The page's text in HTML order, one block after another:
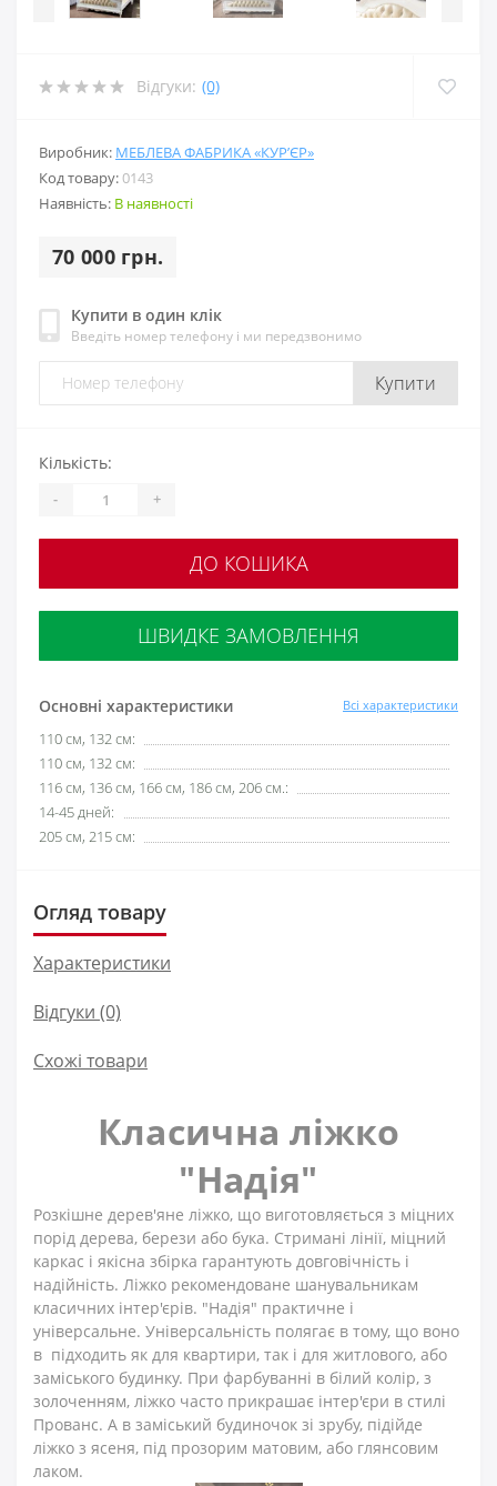
Відгуки: (0)
Виробник: МЕБЛЕВА ФАБРИКА «КУР’ЄР»
Код товару:0143
Наявність: В наявності
70 000 грн.
Купити в один клік
Введіть номер телефону і ми передзвонимо
Купити
Основні характеристики Всі характеристики
110 см, 132 см:
110 см, 132 см:
116 см, 136 см, 166 см, 186 см, 206 см.:
14-45 дней:
205 см, 215 см:
Кількість:
- +
ДО КОШИКА
ШВИДКЕ ЗАМОВЛЕННЯ
Огляд товару
Характеристики
Відгуки (0)
Схожі товари
Класична ліжко
"Надія"
Розкішне дерев'яне ліжко, що виготовляється з міцних
порід дерева, берези або бука. Стримані лінії, міцний
каркас і якісна збірка гарантують довговічність і
надійність. Ліжко рекомендоване шанувальникам
класичних інтер'єрів. "Надія" практичне і
універсальне. Універсальність полягає в тому, що воно
в підходить як для квартири, так і для житлового, або
заміського будинку. При фарбуванні в білий колір, з
золоченням, ліжко часто прикрашає інтер'єри в стилі
Прованс. А в заміський будиночок зі зрубу, підійде
ліжко з ясеня, під прозорим матовим, або глянсовим
лаком.